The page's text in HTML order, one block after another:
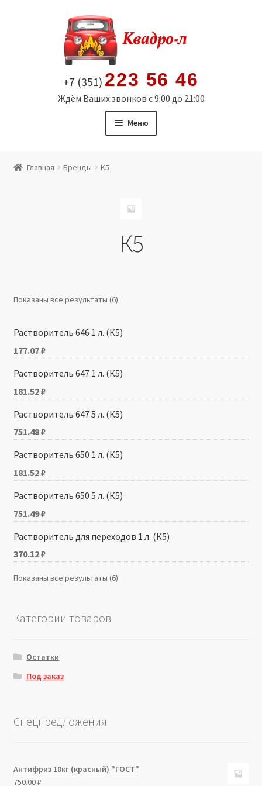
содержимому
+7 (351) 223 56 46
Ждём Ваших звонков с 9:00 до 21:00
Меню
Политика в отношении обработки персональных
Главная Бренды К5
К5
Показаны все результаты (6)
Растворитель 646 1 л. (К5)
177.07₽
Растворитель 647 1 л. (К5)
181.52₽
Растворитель 647 5 л. (К5)
751.48₽
Растворитель 650 1 л. (К5)
181.52₽
Растворитель 650 5 л. (К5)
751.49₽
Растворитель для переходов 1 л. (К5)
370.12₽
Показаны все результаты (6)
Категории товаров
Остатки
Под заказ
Спецпредложения
Антифриз 10кг (красный) "ГОСТ"
750.00₽